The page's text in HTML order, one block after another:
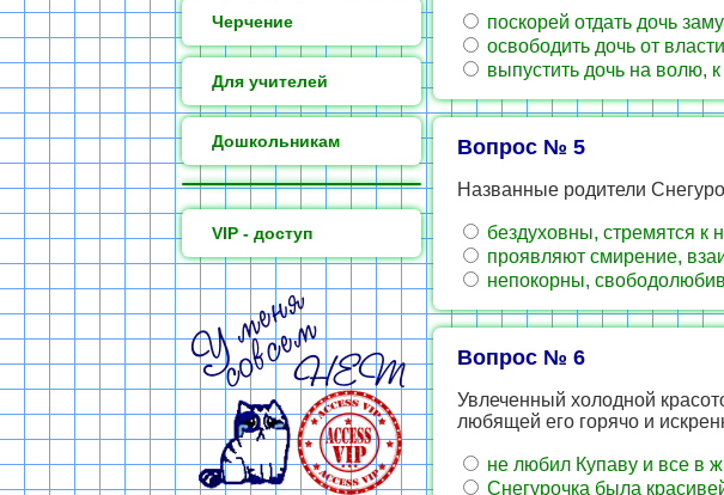
Черчение
Для учителей
Дошкольникам
VIP - доступ
поскорей отдать дочь
освободить дочь от
выпустить дочь на волю,
Вопрос № 5
Названные родители
бездуховны, стремятся к
проявляют смирение,
непокорны,
Вопрос № 6
Увлеченный холодной
любящей его горячо и
не любил Купаву и все в
Снегурочка была